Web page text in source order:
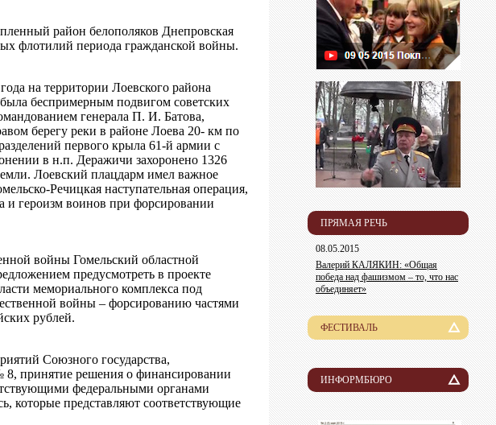
район белополяков Днепровская
флотилий периода гражданской войны.
на территории Лоевского района
беспримерным подвигом советских
генерала П. И. Батова,
берегу реки в районе Лоева 20- км по
первого крыла 61-й армии с
в н.п. Деражичи захоронено 1326
Лоевский плацдарм имел важное
Речицкая наступательная операция,
и героизм воинов при форсировании
войны Гомельский областной
предусмотреть в проекте
мемориального комплекса под
войны – форсированию частями
рублей.
Союзного государства,
8, принятие решения о финансировании
федеральными органами
которые представляют соответствующие
ПРЯМАЯ РЕЧЬ
08.05.2015
Валерий КАЛЯКИН: «Общая
победа над фашизмом – то, что нас
объединяет»
ФЕСТИВАЛЬ
История
Лауреаты
Организационный комитет
ИНФОРМБЮРО
Новости